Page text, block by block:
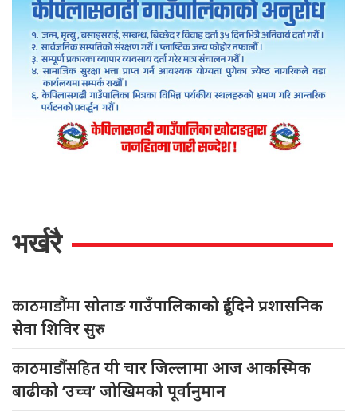
भर्खरै
काठमाडौंमासोताङ गाउँपालिकाको दुईदिने प्रशासनिक
सेवा शिविर सुरु
काठमाडौंसहितयी चार जिल्लामा आज आकस्मिक
बाढीको ‘उच्च’ जोखिमको पूर्वानुमान